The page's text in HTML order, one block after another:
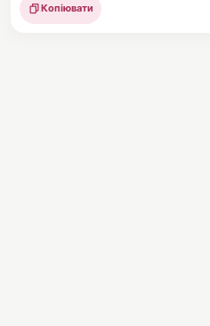
Поділитися
Копіювати